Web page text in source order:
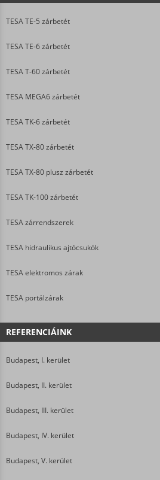
TESA TE-5 zárbetét
TESA TE-6 zárbetét
TESA T-60 zárbetét
TESA MEGA6 zárbetét
TESA TK-6 zárbetét
TESA TX-80 zárbetét
TESA TX-80 plusz zárbetét
TESA TK-100 zárbetét
TESA zárrendszerek
TESA hidraulikus ajtócsukók
TESA elektromos zárak
TESA portálzárak
REFERENCIÁINK
Budapest, I. kerület
Budapest, II. kerület
Budapest, III. kerület
Budapest, IV. kerület
Budapest, V. kerület